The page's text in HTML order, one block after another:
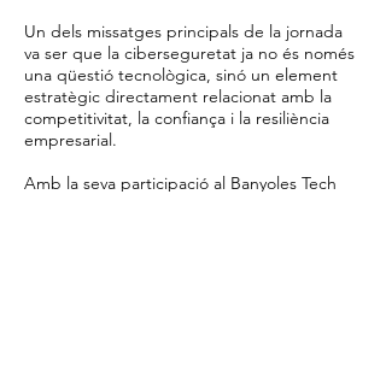
Un dels missatges principals de la jornada
va ser que la ciberseguretat ja no és només
una qüestió tecnològica, sinó un element
estratègic directament relacionat amb la
competitivitat, la confiança i la resiliència
empresarial.
Amb la seva participació al Banyoles Tech